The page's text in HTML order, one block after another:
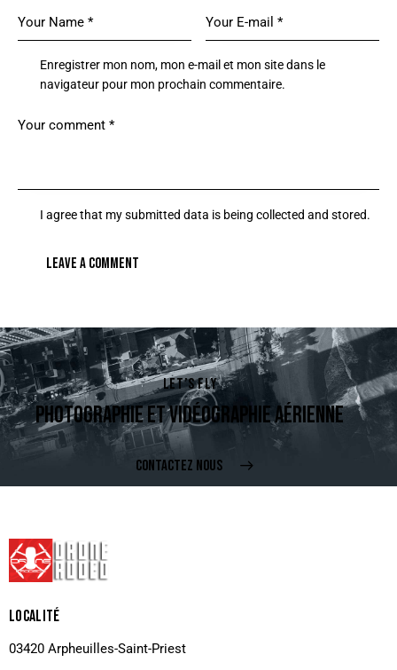
Enregistrer mon nom, mon e-mail et mon site dans le
navigateur pour mon prochain commentaire.
I agree that my submitted data is beingcollected and stored.
LET’S FLY
PHOTOGRAPHIE ET VIDÉOGRAPHIE AÉRIENNE
CONTACTEZ NOUS
LOCALITÉ
03420 Arpheuilles-Saint-Priest